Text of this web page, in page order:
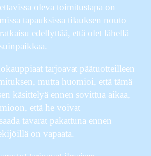
oleva toimitustapa on
tapauksissa tilauksen nouto
edellyttää, että olet lähellä
tarjoavat päätuotteilleen
mutta huomioi, että tämä
käsittelyä ennen sovittua aikaa,
että he voivat
tavarat pakattuna ennen
on vapaata.